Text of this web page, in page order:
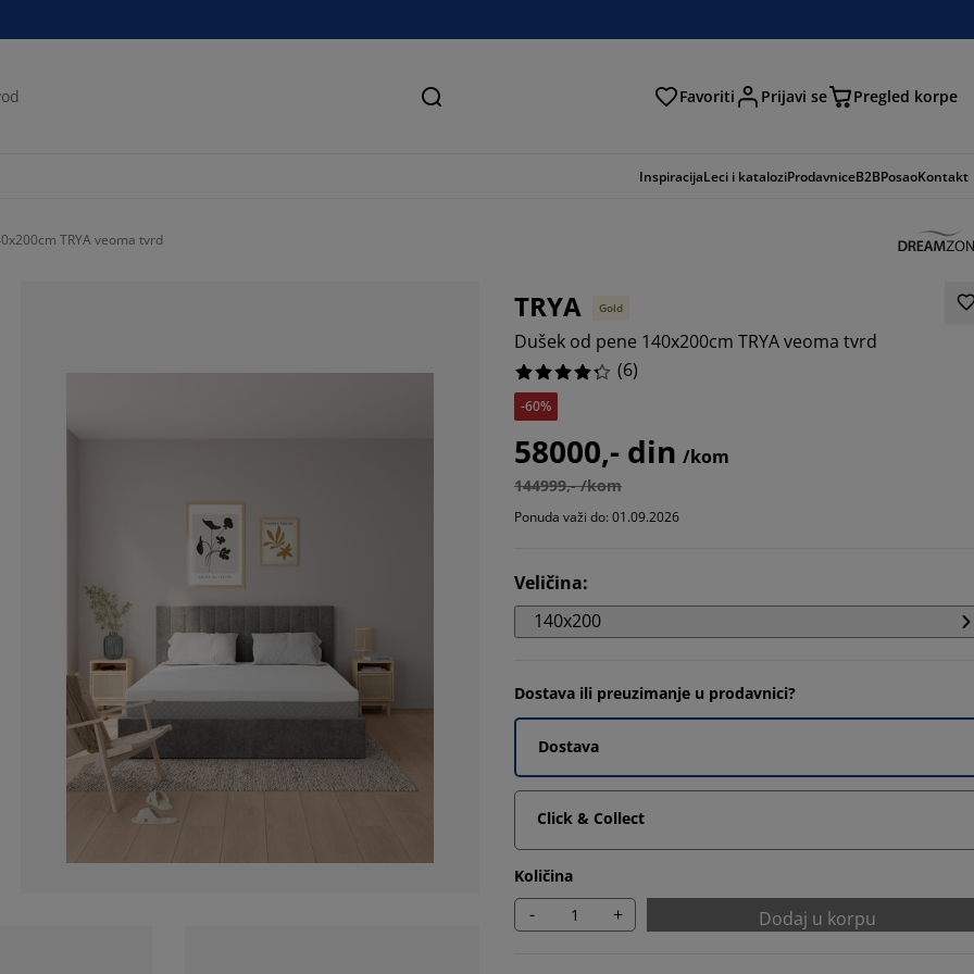
Pretraga Favoriti Prijavi se Pregled korpe
InspiracijaLeci i kataloziProdavniceB2BPosaoKontakt
TRYA veoma tvrd
TRYA Gold
Dušek od pene 140x200cm TRYA veoma tvrd
(6)
-60%
58000,- din /kom
144999,- /kom
Ponuda važi do: 01.09.2026
Veličina:
140x200
Dostava ili preuzimanje u prodavnici?
Dostava
Click & Collect
Količina
- + Dodaj u korpu
16.666666666666664%